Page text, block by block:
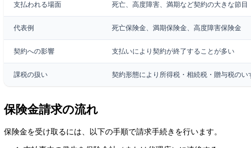
支払われる場面 死亡、高度障害、満期など契約の大きな節目
代表例 死亡保険金、満期保険金、高度障害保険金
契約への影響 支払いにより契約が終了することが多い
課税の扱い 契約形態により所得税・相続税・贈与税のい
保険金請求の流れ
保険金を受け取るには、以下の手順で請求手続きを行います。